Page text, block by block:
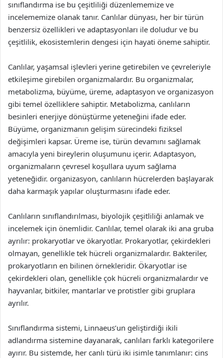
sınıflandırma ise bu çeşitliliği düzenlememize ve
incelememize olanak tanır. Canlılar dünyası, her bir türün
benzersiz özellikleri ve adaptasyonları ile doludur ve bu
çeşitlilik, ekosistemlerin dengesi için hayati öneme sahiptir.
Canlılar, yaşamsal işlevleri yerine getirebilen ve çevreleriyle
etkileşime girebilen organizmalardır. Bu organizmalar,
metabolizma, büyüme, üreme, adaptasyon ve organizasyon
gibi temel özelliklere sahiptir. Metabolizma, canlıların
besinleri enerjiye dönüştürme yeteneğini ifade eder.
Büyüme, organizmanın gelişim sürecindeki fiziksel
değişimleri kapsar. Üreme ise, türün devamını sağlamak
amacıyla yeni bireylerin oluşumunu içerir. Adaptasyon,
organizmaların çevresel koşullara uyum sağlama
yeteneğidir. organizasyon, canlıların hücrelerden başlayarak
daha karmaşık yapılar oluşturmasını ifade eder.
Canlıların sınıflandırılması, biyolojik çeşitliliği anlamak ve
incelemek için önemlidir. Canlılar, temel olarak iki ana gruba
ayrılır: prokaryotlar ve ökaryotlar. Prokaryotlar, çekirdekleri
olmayan, genellikle tek hücreli organizmalardır. Bakteriler,
prokaryotların en bilinen örnekleridir. Ökaryotlar ise
çekirdekleri olan, genellikle çok hücreli organizmalardır ve
hayvanlar, bitkiler, mantarlar ve protistler gibi gruplara
ayrılır.
Sınıflandırma sistemi, Linnaeus’un geliştirdiği ikili
adlandırma sistemine dayanarak, canlıları farklı kategorilere
ayırır. Bu sistemde, her canlı türü iki isimle tanımlanır: cins